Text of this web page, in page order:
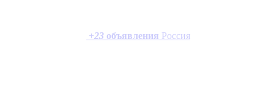
+23 объявления Россия